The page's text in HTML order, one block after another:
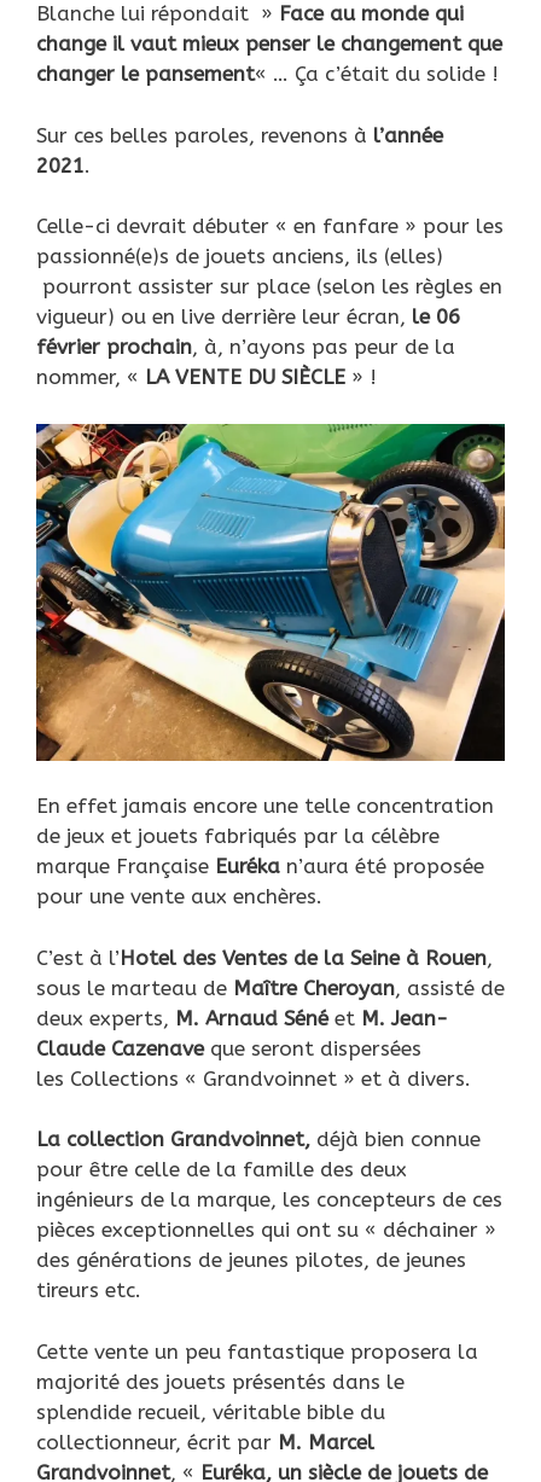
Blanche lui répondait » Face au monde qui
change il vaut mieux penser le changement que
changer le pansement« … Ça c’était du solide !
Sur ces belles paroles, revenons à l’année
2021.
Celle-ci devrait débuter « en fanfare » pour les
passionné(e)s de jouets anciens, ils (elles)
pourront assister sur place (selon les règles en
vigueur) ou en live derrière leur écran, le 06
février prochain, à, n’ayons pas peur de la
nommer, « LA VENTE DU SIÈCLE » !
En effet jamais encore une telle concentration
de jeux et jouets fabriqués par la célèbre
marque Française Euréka n’aura été proposée
pour une vente aux enchères.
C’est à l’Hotel des Ventes de la Seine à Rouen,
sous le marteau de Maître Cheroyan, assisté de
deux experts, M. Arnaud Sénéet M. Jean-
Claude Cazenaveque seront dispersées
les Collections « Grandvoinnet » et à divers.
La collection Grandvoinnet, déjà bien connue
pour être celle de la famille des deux
ingénieurs de la marque, les concepteurs de ces
pièces exceptionnelles qui ont su « déchainer »
des générations de jeunes pilotes, de jeunes
tireurs etc.
Cette vente un peu fantastique proposera la
majorité des jouets présentés dans le
splendide recueil, véritable bible du
collectionneur, écrit par M. Marcel
Grandvoinnet, « Euréka, un siècle de jouets de